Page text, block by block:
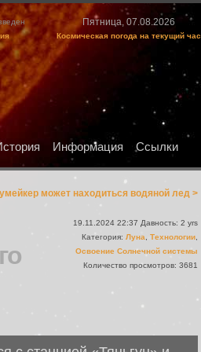
Пятница, 07.08.2026
Космическая погода на текущий час
Информация Ссылки
может находиться водяной лед >
19.11.2024 22:37 Давность: 2 yrs
Категория: Луна Технологии
Освоение Солнечной системы
Количество просмотров: 3681